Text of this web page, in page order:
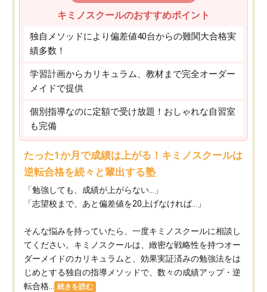
キミノスクールのおすすめポイント
独自メソッドにより偏差値40台からの難関大合格実
績多数！
学習計画からカリキュラム、教材まで完全オーダー
メイドで提供
個別指導なのに定額で受け放題！おしゃれな自習室
も完備
たった1か月で成績は上がる！キミノスクールは
逆転合格を続々と輩出する塾
「勉強しても、成績が上がらない…」
「志望校まで、あと偏差値を20上げなければ…」
そんな悩みを持っていたら、一度キミノスクールに相談し
てください。キミノスクールは、緻密な戦略性を持つオー
ダーメイドのカリキュラムと、効果実証済みの勉強法をは
じめとする独自の指導メソッドで、数々の成績アップ・逆
転合格...
続きを読む